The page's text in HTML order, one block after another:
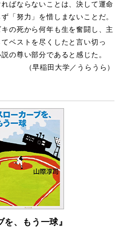
ばならないことは、決して運命
「努力」を惜しまないことだ。
の死から何年も生を奮闘し、主
ベストを尽くしたと言い切っ
の尊い部分であると感じた。
（早稲田大学／うらうら）
を、もう一球』